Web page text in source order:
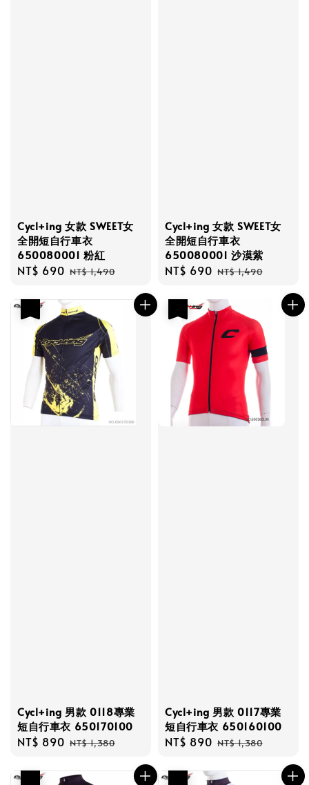
Cycl+ing 女款 SWEET女
全開短自行車衣
650080001 粉紅
Sale
NT$ 690 Regular
NT$ 1,490
Cycl+ing 女款 SWEET女
全開短自行車衣
650080001 沙漠紫
Sale
NT$ 690 Regular
NT$ 1,490
Cycl+ing 男款 0118專業
短自行車衣 650170100
Sale
NT$ 890 Regular
NT$ 1,380
Cycl+ing 男款 0117專業
短自行車衣 650160100
Sale
NT$ 890 Regular
NT$ 1,380